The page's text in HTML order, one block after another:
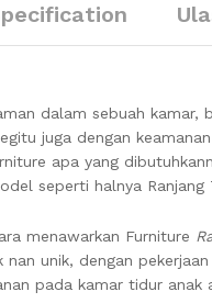
dalam sebuah kamar,
juga dengan
apa yang
seperti halnya
menawarkan Furniture
nan unik, dengan
pada kamar tidur anak